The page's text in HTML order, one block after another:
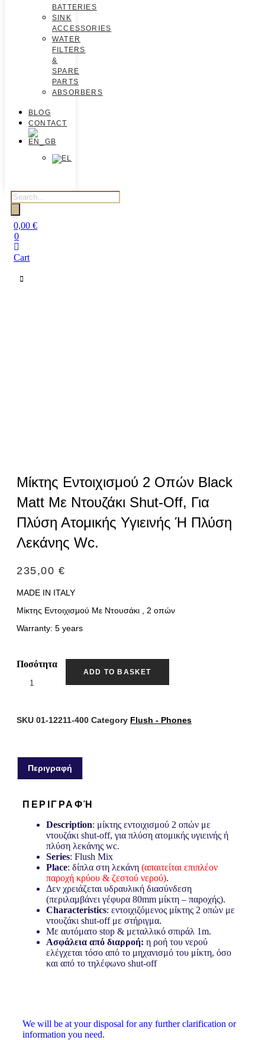
BATTERIES
SINK
ACCESSORIES
WATER
FILTERS
&
SPARE
PARTS
ABSORBERS
BLOG
CONTACT
0,00 €
0
Cart
Μίκτης Εντοιχισμού 2 Οπών Black
Matt Με Ντουζάκι Shut-Off, Για
Πλύση Ατομικής Υγιεινής Ή Πλύση
Λεκάνης Wc.
235,00€
MADE IN ITALY
Μίκτης Εντοιχισμού Με Ντουσάκι , 2 οπών
Warranty: 5 years
Ποσότητα
ADD TO BASKET
SKU 01-12211-400 Category Flush - Phones
Περιγραφή
ΠΕΡΙΓΡΑΦΉ
Description: μίκτης εντοιχισμού 2 οπών με
ντουζάκι shut-off, για πλύση ατομικής υγιεινής ή
πλύση λεκάνης wc.
Series: Flush Mix
Place: δίπλα στη λεκάνη (απαιτείται επιπλέον
παροχή κρύου & ζεστού νερού).
Δεν χρειάζεται υδραυλική διασύνδεση
(περιλαμβάνει γέφυρα 80mm μίκτη – παροχής).
Characteristics: εντοιχιζόμενος μίκτης 2 οπών με
ντουζάκι shut-off με στήριγμα.
Με αυτόματο stop & μεταλλικό σπιράλ 1m.
Ασφάλεια από διαρροή: η ροή του νερού
ελέγχεται τόσο από το μηχανισμό του μίκτη, όσο
και από το τηλέφωνο shut-off
We will be at your disposal for any further clarification or
information you need.